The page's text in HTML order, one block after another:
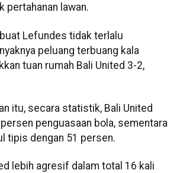
pertahanan lawan.
Lefundes tidak terlalu
peluang terbuang kala
tuan rumah Bali United 3-2,
itu, secara statistik, Bali United
penguasaan bola, sementara
tipis dengan 51 persen.
lebih agresif dalam total 16 kali